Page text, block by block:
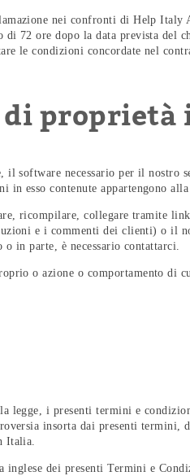
nei confronti di Help Italy
di 72 ore dopo la data prevista del
le condizioni concordate nel
proprietà
il software necessario per il
in esso contenute appartengono
ricompilare, collegare tramite
e i commenti dei clienti) o il
in parte, è necessario contattarci.
o azione o comportamento di
legge, i presenti termini e
insorta dai presenti termini,
Italia.
dei presenti Termini e